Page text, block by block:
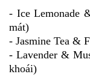
- Ice Lemonade
mát)
- Jasmine Tea &
- Lavender &
khoái)